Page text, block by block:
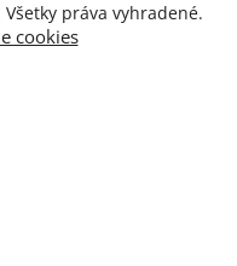
Všetky práva vyhradené.
cookies